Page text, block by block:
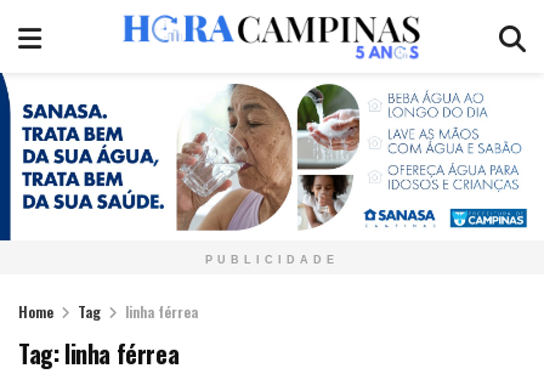
PUBLICIDADE
Home Tag linha férrea
Tag:linha férrea